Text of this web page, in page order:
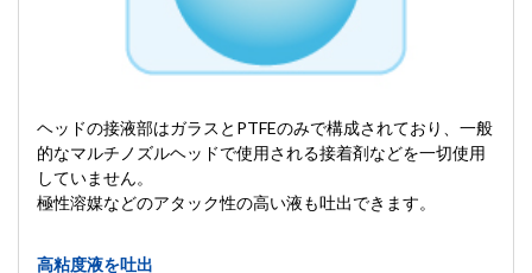
ヘッドの接液部はガラスとPTFEのみで構成されており、一般
的なマルチノズルヘッドで使用される接着剤などを一切使用
していません。
極性溶媒などのアタック性の高い液も吐出できます。
高粘度液を吐出